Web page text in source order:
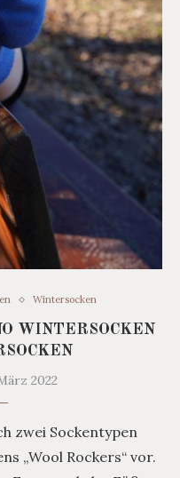
Wintersocken
WINTERSOCKEN
2022
zwei Sockentypen
„Wool Rockers“ vor.